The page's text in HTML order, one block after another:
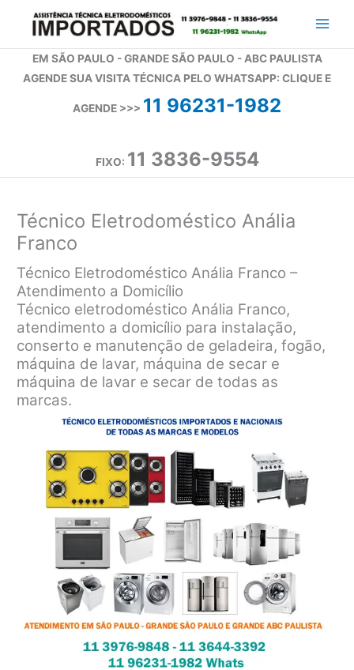
conteúdoEM SÃO PAULO - GRANDE SÃO PAULO - ABC PAULISTA
AGENDE SUA VISITA TÉCNICA PELO WHATSAPP: CLIQUE E
AGENDE >>> 11 96231-1982
FIXO: 11 3836-9554
Técnico Eletrodoméstico Anália
Franco
Técnico Eletrodoméstico Anália Franco –
Atendimento a Domicílio
Técnico eletrodoméstico Anália Franco,
atendimento a domicílio para instalação,
conserto e manutenção de geladeira, fogão,
máquina de lavar, máquina de secar e
máquina de lavar e secar de todas as
marcas.